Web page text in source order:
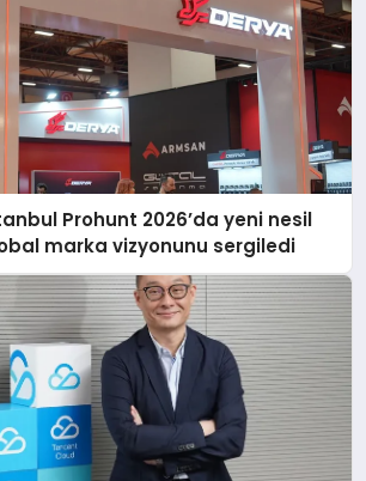
Prohunt 2026’da yeni nesil
marka vizyonunu sergiledi